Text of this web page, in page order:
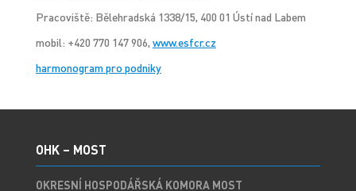
Pracoviště: Bělehradská 1338/15, 400 01 Ústí nad Labem
mobil: +420 770 147 906, www.esfcr.cz
harmonogram pro podniky
OHK – MOST
OKRESNÍ HOSPODÁŘSKÁ KOMORA MOST